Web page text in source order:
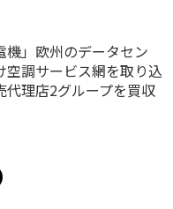
機」欧州のデータセン
空調サービス網を取り込
理店2グループを買収